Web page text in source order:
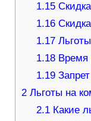
1.15
1.16
1.17
1.18 Время
1.19
2Льготы на
2.1 Какие